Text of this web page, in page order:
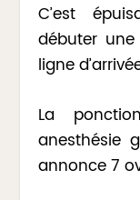
C’est
débuter
ligne
La
anesthésie
annonce 7